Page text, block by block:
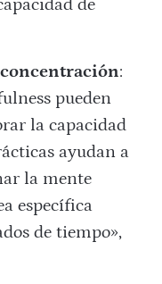
de
:
pueden
la capacidad
ayudan a
la mente
específica
de tiempo»,